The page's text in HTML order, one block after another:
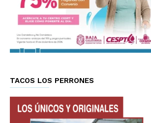
TACOS LOS PERRONES